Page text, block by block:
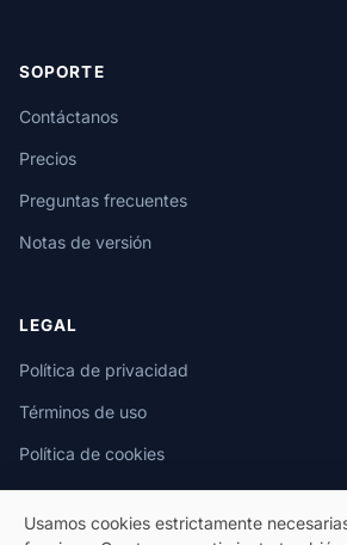
SOPORTE
Contáctanos
Precios
Preguntas frecuentes
Notas de versión
LEGAL
Política de privacidad
Términos de uso
Política de cookies
Usamos cookies estrictamente